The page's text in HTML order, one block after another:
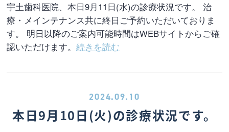
宇土歯科医院、本日9月11日(水)の診療状況です。 治
療・メインテナンス共に終日ご予約いただいておりま
す。 明日以降のご案内可能時間はWEBサイトからご確
認いただけます。続きを読む
2024.09.10
本日9月10日(火)の診療状況です。